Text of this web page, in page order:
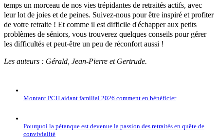
temps un morceau de nos vies trépidantes de retraités actifs, avec
leur lot de joies et de peines. Suivez-nous pour être inspiré et profiter
de votre retraite ! Et comme il est difficile d'échapper aux petits
problèmes de séniors, vous trouverez quelques conseils pour gérer
les difficultés et peut-être un peu de réconfort aussi !
Les auteurs : Gérald, Jean-Pierre et Gertrude.
Montant PCH aidant familial 2026 comment en bénéficier
Pourquoi la pétanque est devenue la passion des retraités en quête de
convivialité